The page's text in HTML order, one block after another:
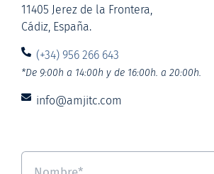
11405 Jerez de la Frontera,
Cádiz, España.
(+34) 956 266 643
*De 9:00h a 14:00h y de 16:00h. a 20:00h.
info@amjitc.com